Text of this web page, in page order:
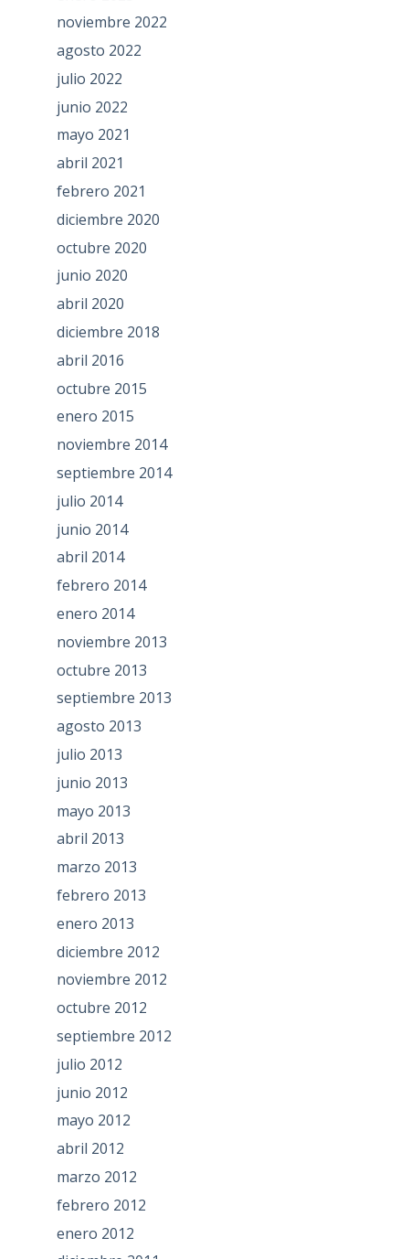
noviembre 2022
agosto 2022
julio 2022
junio 2022
mayo 2021
abril 2021
febrero 2021
diciembre 2020
octubre 2020
junio 2020
abril 2020
diciembre 2018
abril 2016
octubre 2015
enero 2015
noviembre 2014
septiembre 2014
julio 2014
junio 2014
abril 2014
febrero 2014
enero 2014
noviembre 2013
octubre 2013
septiembre 2013
agosto 2013
julio 2013
junio 2013
mayo 2013
abril 2013
marzo 2013
febrero 2013
enero 2013
diciembre 2012
noviembre 2012
octubre 2012
septiembre 2012
julio 2012
junio 2012
mayo 2012
abril 2012
marzo 2012
febrero 2012
enero 2012